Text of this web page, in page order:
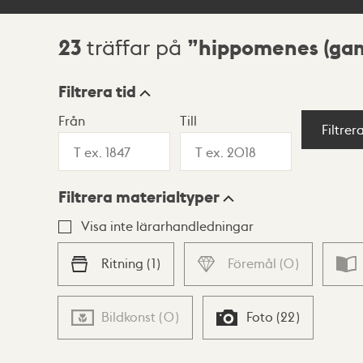
Sökresultat
23 träffar på hippomenes
Visningsläge
Lista Karta
Filtrera tid
Från Till
Filtrera materialtyper
Visa inte lärarhandledningar
Ritning (1) Föremål (0)
Bildkonst (0) Foto (22)